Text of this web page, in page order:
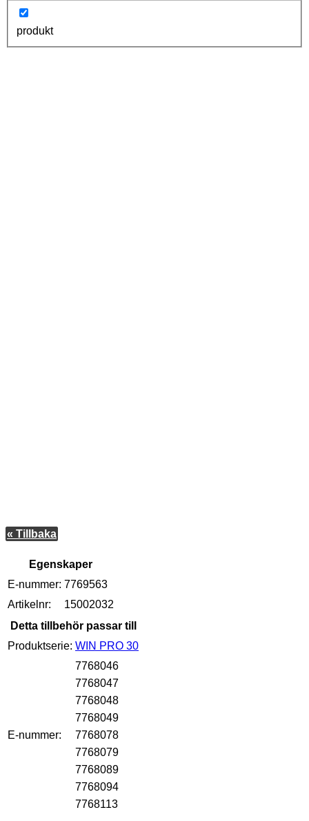
produkt
« Tillbaka
Egenskaper
E-nummer: 7769563
Artikelnr:
15002032
Detta tillbehör passar till
Produktserie: WIN PRO 30
E-nummer:
7768046
7768047
7768048
7768049
7768078
7768079
7768089
7768094
7768113